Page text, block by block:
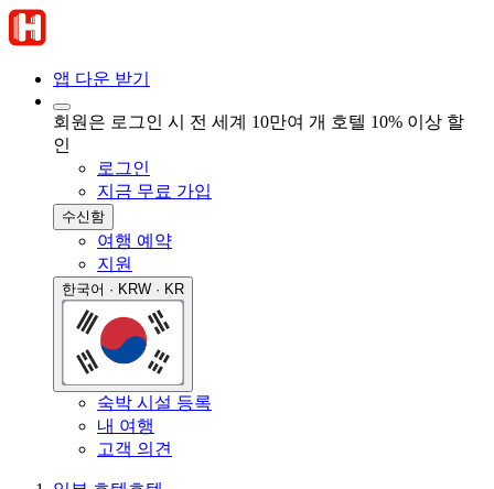
앱 다운 받기
회원은 로그인 시 전 세계 10만여 개 호텔 10% 이상 할
인
로그인
지금 무료 가입
수신함
여행 예약
지원
한국어 · KRW · KR
숙박 시설 등록
내 여행
고객 의견